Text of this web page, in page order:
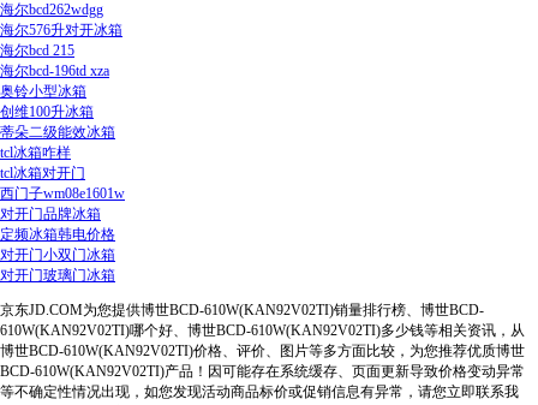
海尔bcd262wdgg
海尔576升对开冰箱
海尔bcd 215
海尔bcd-196td xza
奥铃小型冰箱
创维100升冰箱
蒂朵二级能效冰箱
tcl冰箱咋样
tcl冰箱对开门
西门子wm08e1601w
对开门品牌冰箱
定频冰箱韩电价格
对开门小双门冰箱
对开门玻璃门冰箱
京东JD.COM为您提供博世BCD-610W(KAN92V02TI)销量排行榜、博世BCD-
610W(KAN92V02TI)哪个好、博世BCD-610W(KAN92V02TI)多少钱等相关资讯，从
博世BCD-610W(KAN92V02TI)价格、评价、图片等多方面比较，为您推荐优质博世
BCD-610W(KAN92V02TI)产品！因可能存在系统缓存、页面更新导致价格变动异常
等不确定性情况出现，如您发现活动商品标价或促销信息有异常，请您立即联系我